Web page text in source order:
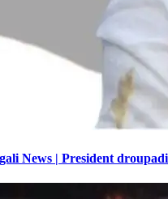
– Bengali News | President